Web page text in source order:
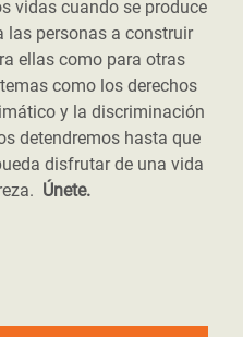
vidas cuando se produce
las personas a construir
ellas como para otras
como los derechos
y la discriminación
detendremos hasta que
disfrutar de una vida
Únete.